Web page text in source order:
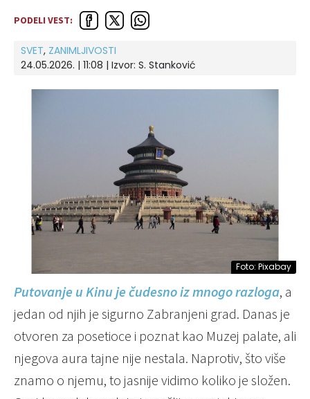
PODELI VEST:
SVET, ZANIMLJIVOSTI
24.05.2026. | 11:08 | Izvor: S. Stanković
Foto: Pixabay
Putovanje u Kinu je čudesno iz mnogo razloga, a
jedan od njih je sigurno Zabranjeni grad. Danas je
otvoren za posetioce i poznat kao Muzej palate, ali
njegova aura tajne nije nestala. Naprotiv, što više
znamo o njemu, to jasnije vidimo koliko je složen.